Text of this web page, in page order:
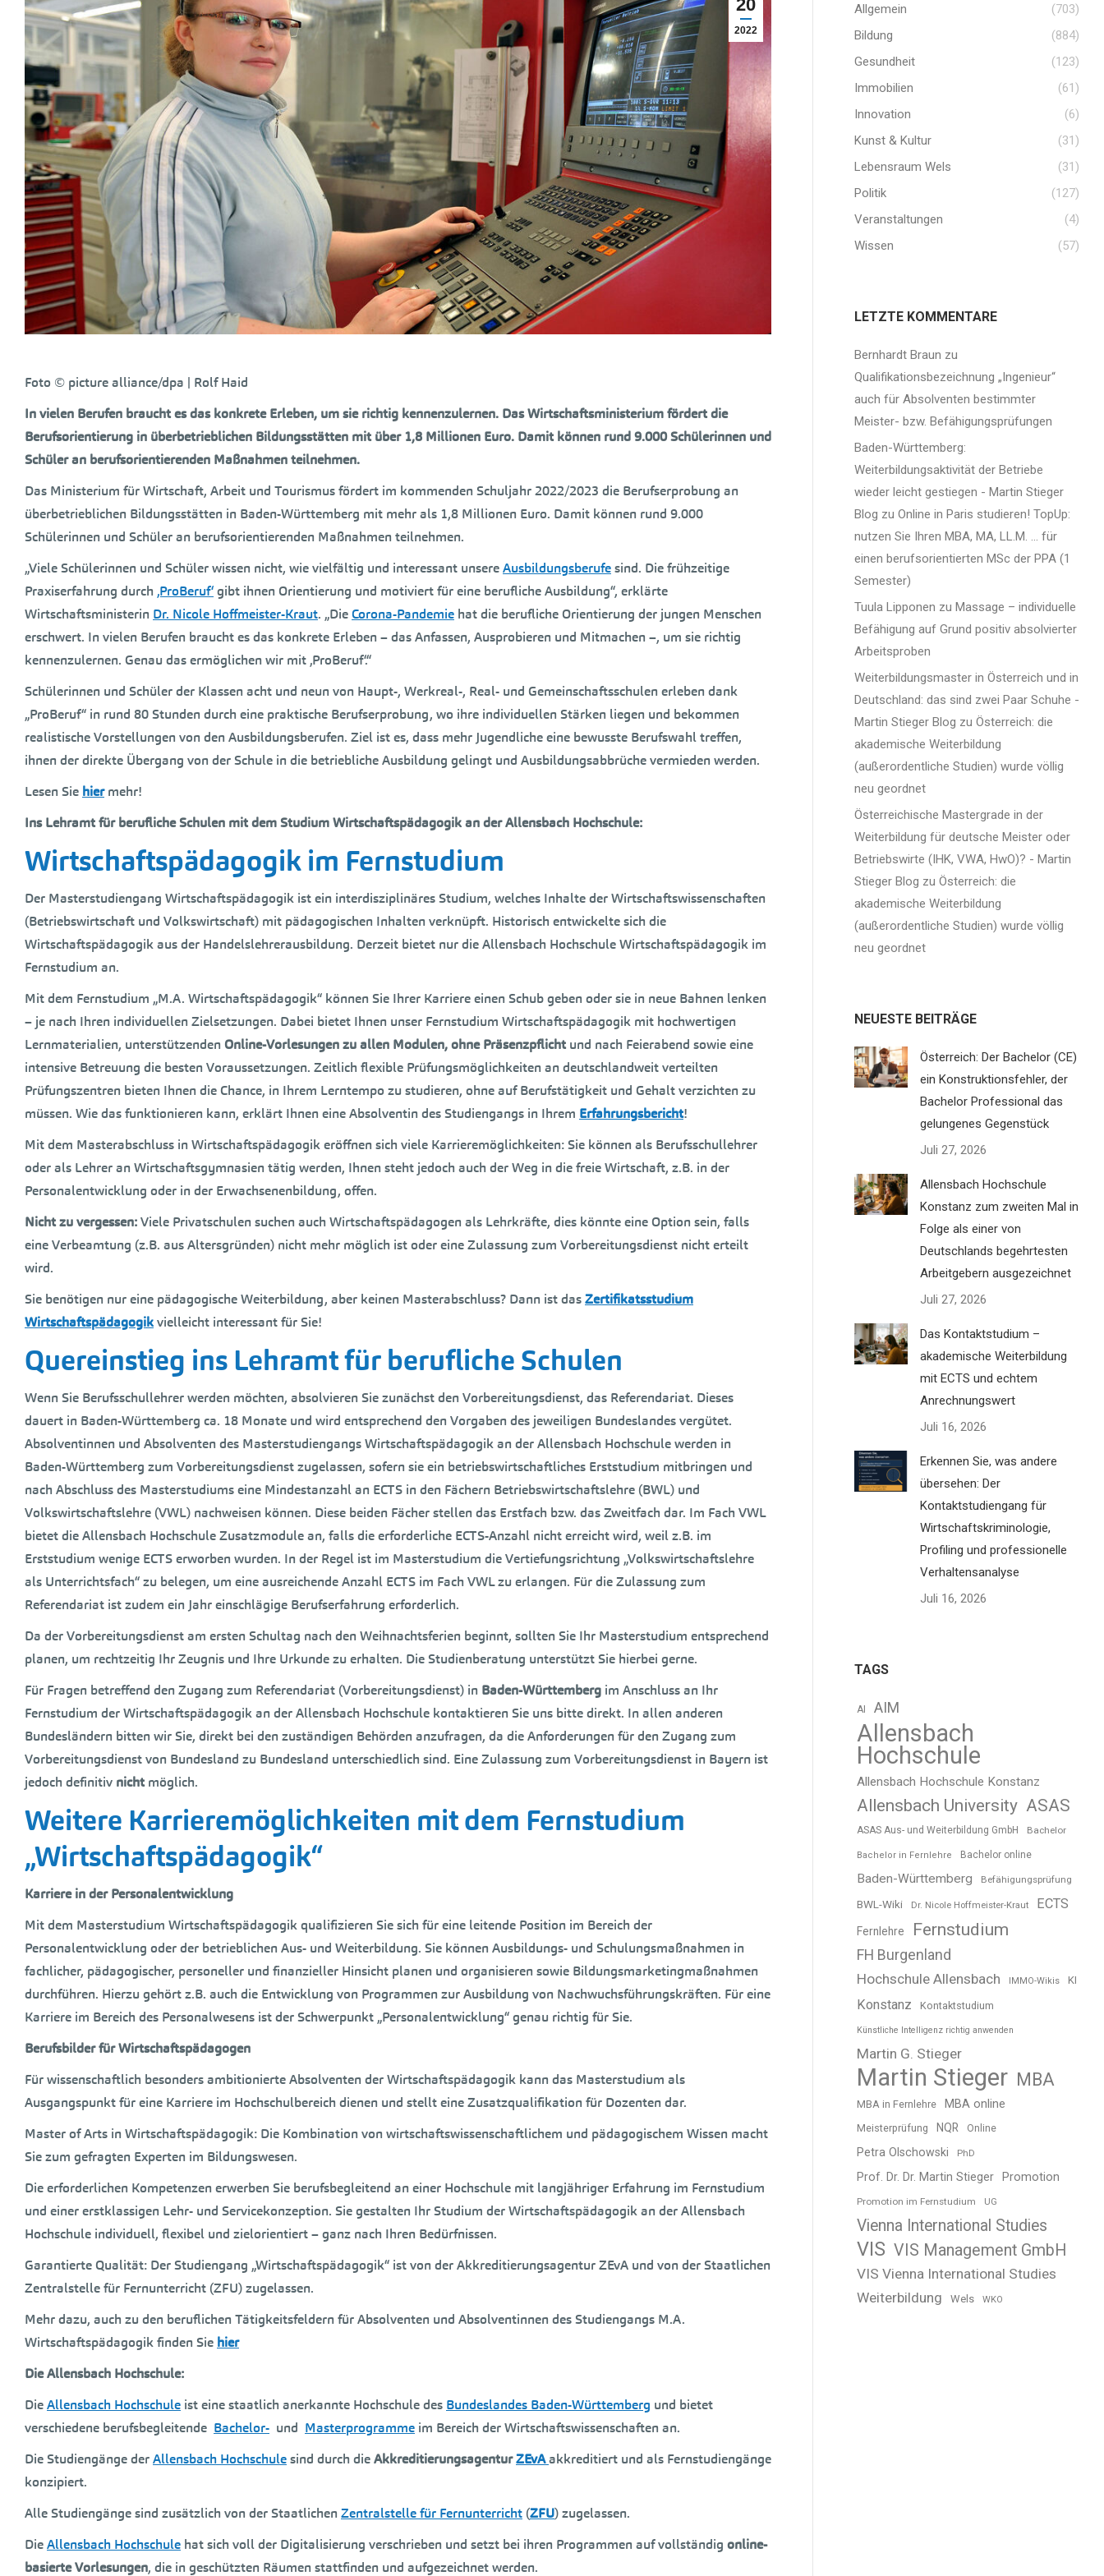
20
2022
Foto © picture alliance/dpa | Rolf Haid
In vielen Berufen braucht es das konkrete Erleben, um sie richtig kennenzulernen. Das Wirtschaftsministerium fördert die
Berufsorientierung in überbetrieblichen Bildungsstätten mit über 1,8 Millionen Euro. Damit können rund 9.000 Schülerinnen und
Schüler an berufsorientierenden Maßnahmen teilnehmen.
Das Ministerium für Wirtschaft, Arbeit und Tourismus fördert im kommenden Schuljahr 2022/2023 die Berufserprobung an
überbetrieblichen Bildungsstätten in Baden-Württemberg mit mehr als 1,8 Millionen Euro. Damit können rund 9.000
Schülerinnen und Schüler an berufsorientierenden Maßnahmen teilnehmen.
„Viele Schülerinnen und Schüler wissen nicht, wie vielfältig und interessant unsereAusbildungsberufesind. Die frühzeitige
Praxiserfahrung durch ‚ProBeruf‘gibt ihnen Orientierung und motiviert für eine berufliche Ausbildung“, erklärte
Wirtschaftsministerin Dr. Nicole Hoffmeister-Kraut. „DieCorona-Pandemie hat die berufliche Orientierung der jungen Menschen
erschwert. In vielen Berufen braucht es das konkrete Erleben – das Anfassen, Ausprobieren und Mitmachen –, um sie richtig
kennenzulernen. Genau das ermöglichen wir mit ‚ProBeruf‘.“
Schülerinnen und Schüler der Klassen acht und neun von Haupt-, Werkreal-, Real- und Gemeinschaftsschulen erleben dank
„ProBeruf“ in rund 80 Stunden durch eine praktische Berufserprobung, wo ihre individuellen Stärken liegen und bekommen
realistische Vorstellungen von den Ausbildungsberufen. Ziel ist es, dass mehr Jugendliche eine bewusste Berufswahl treffen,
ihnen der direkte Übergang von der Schule in die betriebliche Ausbildung gelingt und Ausbildungsabbrüche vermieden werden.
Lesen Sie hiermehr!
Ins Lehramt für berufliche Schulen mit dem Studium Wirtschaftspädagogik an der Allensbach Hochschule:
Wirtschaftspädagogik im Fernstudium
Der Masterstudiengang Wirtschaftspädagogik ist ein interdisziplinäres Studium, welches Inhalte der Wirtschaftswissenschaften
(Betriebswirtschaft und Volkswirtschaft) mit pädagogischen Inhalten verknüpft. Historisch entwickelte sich die
Wirtschaftspädagogik aus der Handelslehrerausbildung. Derzeit bietet nur die Allensbach Hochschule Wirtschaftspädagogik im
Fernstudium an.
Mit dem Fernstudium „M.A. Wirtschaftspädagogik“ können Sie Ihrer Karriere einen Schub geben oder sie in neue Bahnen lenken
– je nach Ihren individuellen Zielsetzungen. Dabei bietet Ihnen unser Fernstudium Wirtschaftspädagogik mit hochwertigen
Lernmaterialien, unterstützenden Online-Vorlesungen zu allen Modulen, ohne Präsenzpflichtund nach Feierabend sowie eine
intensive Betreuung die besten Voraussetzungen. Zeitlich flexible Prüfungsmöglichkeiten an deutschlandweit verteilten
Prüfungszentren bieten Ihnen die Chance, in Ihrem Lerntempo zu studieren, ohne auf Berufstätigkeit und Gehalt verzichten zu
müssen. Wie das funktionieren kann, erklärt Ihnen eine Absolventin des Studiengangs in Ihrem Erfahrungsbericht!
Mit dem Masterabschluss in Wirtschaftspädagogik eröffnen sich viele Karrieremöglichkeiten: Sie können als Berufsschullehrer
oder als Lehrer an Wirtschaftsgymnasien tätig werden, Ihnen steht jedoch auch der Weg in die freie Wirtschaft, z.B. in der
Personalentwicklung oder in der Erwachsenenbildung, offen.
Nicht zu vergessen:Viele Privatschulen suchen auch Wirtschaftspädagogen als Lehrkräfte, dies könnte eine Option sein, falls
eine Verbeamtung (z.B. aus Altersgründen) nicht mehr möglich ist oder eine Zulassung zum Vorbereitungsdienst nicht erteilt
wird.
Sie benötigen nur eine pädagogische Weiterbildung, aber keinen Masterabschluss? Dann ist dasZertifikatsstudium
Wirtschaftspädagogikvielleicht interessant für Sie!
Quereinstieg ins Lehramt für berufliche Schulen
Wenn Sie Berufsschullehrer werden möchten, absolvieren Sie zunächst den Vorbereitungsdienst, das Referendariat. Dieses
dauert in Baden-Württemberg ca. 18 Monate und wird entsprechend den Vorgaben des jeweiligen Bundeslandes vergütet.
Absolventinnen und Absolventen des Masterstudiengangs Wirtschaftspädagogik an der Allensbach Hochschule werden in
Baden-Württemberg zum Vorbereitungsdienst zugelassen, sofern sie ein betriebswirtschaftliches Erststudium mitbringen und
nach Abschluss des Masterstudiums eine Mindestanzahl an ECTS in den Fächern Betriebswirtschaftslehre (BWL) und
Volkswirtschaftslehre (VWL) nachweisen können. Diese beiden Fächer stellen das Erstfach bzw. das Zweitfach dar. Im Fach VWL
bietet die Allensbach Hochschule Zusatzmodule an, falls die erforderliche ECTS-Anzahl nicht erreicht wird, weil z.B. im
Erststudium wenige ECTS erworben wurden. In der Regel ist im Masterstudium die Vertiefungsrichtung „Volkswirtschaftslehre
als Unterrichtsfach“ zu belegen, um eine ausreichende Anzahl ECTS im Fach VWL zu erlangen. Für die Zulassung zum
Referendariat ist zudem ein Jahr einschlägige Berufserfahrung erforderlich.
Da der Vorbereitungsdienst am ersten Schultag nach den Weihnachtsferien beginnt, sollten Sie Ihr Masterstudium entsprechend
planen, um rechtzeitig Ihr Zeugnis und Ihre Urkunde zu erhalten. Die Studienberatung unterstützt Sie hierbei gerne.
Für Fragen betreffend den Zugang zum Referendariat (Vorbereitungsdienst) in Baden-Württemberg im Anschluss an Ihr
Fernstudium der Wirtschaftspädagogik an der Allensbach Hochschule kontaktieren Sie uns bitte direkt. In allen anderen
Bundesländern bitten wir Sie, direkt bei den zuständigen Behörden anzufragen, da die Anforderungen für den Zugang zum
Vorbereitungsdienst von Bundesland zu Bundesland unterschiedlich sind. Eine Zulassung zum Vorbereitungsdienst in Bayern ist
jedoch definitiv nichtmöglich.
Weitere Karrieremöglichkeiten mit dem Fernstudium
„Wirtschaftspädagogik“
Karriere in der Personalentwicklung
Mit dem Masterstudium Wirtschaftspädagogik qualifizieren Sie sich für eine leitende Position im Bereich der
Personalentwicklung oder der betrieblichen Aus- und Weiterbildung. Sie können Ausbildungs- und Schulungsmaßnahmen in
fachlicher, pädagogischer, personeller und finanzieller Hinsicht planen und organisieren sowie Bildungsmarketingmaßnahmen
durchführen. Hierzu gehört z.B. auch die Entwicklung von Programmen zur Ausbildung von Nachwuchsführungskräften. Für eine
Karriere im Bereich des Personalwesens ist der Schwerpunkt „Personalentwicklung“ genau richtig für Sie.
Berufsbilder für Wirtschaftspädagogen
Für wissenschaftlich besonders ambitionierte Absolventen der Wirtschaftspädagogik kann das Masterstudium als
Ausgangspunkt für eine Karriere im Hochschulbereich dienen und stellt eine Zusatzqualifikation für Dozenten dar.
Master of Arts in Wirtschaftspädagogik: Die Kombination von wirtschaftswissenschaftlichem und pädagogischem Wissen macht
Sie zum gefragten Experten im Bildungswesen.
Die erforderlichen Kompetenzen erwerben Sie berufsbegleitend an einer Hochschule mit langjähriger Erfahrung im Fernstudium
und einer erstklassigen Lehr- und Servicekonzeption. Sie gestalten Ihr Studium der Wirtschaftspädagogik an der Allensbach
Hochschule individuell, flexibel und zielorientiert – ganz nach Ihren Bedürfnissen.
Garantierte Qualität: Der Studiengang „Wirtschaftspädagogik“ ist von der Akkreditierungsagentur ZEvA und von der Staatlichen
Zentralstelle für Fernunterricht (ZFU) zugelassen.
Mehr dazu, auch zu den beruflichen Tätigkeitsfeldern für Absolventen und Absolventinnen des Studiengangs M.A.
Wirtschaftspädagogik finden Sie hier
Die Allensbach Hochschule:
DieAllensbach Hochschule ist eine staatlich anerkannte Hochschule des Bundeslandes Baden-Württemberg und bietet
verschiedene berufsbegleitende Bachelor- und Masterprogramme im Bereich der Wirtschaftswissenschaften an.
Die Studiengänge derAllensbach Hochschulesind durch dieAkkreditierungsagenturZEvAakkreditiert und als Fernstudiengänge
konzipiert.
Alle Studiengänge sind zusätzlich von der Staatlichen Zentralstelle für Fernunterricht (ZFU) zugelassen.
DieAllensbach Hochschule hat sich voll der Digitalisierung verschrieben und setzt bei ihren Programmen auf vollständig online-
basierte Vorlesungen, die in geschützten Räumen stattfinden und aufgezeichnet werden.
Allgemein
(703)
Bildung
(884)
Gesundheit
(123)
Immobilien
(61)
Innovation
(6)
Kunst & Kultur
(31)
Lebensraum Wels
(31)
Politik
(127)
Veranstaltungen
(4)
Wissen
(57)
LETZTE KOMMENTARE
Bernhardt Braun zu
Qualifikationsbezeichnung „Ingenieur“
auch für Absolventen bestimmter
Meister- bzw. Befähigungsprüfungen
Baden-Württemberg:
Weiterbildungsaktivität der Betriebe
wieder leicht gestiegen - Martin Stieger
Blog zu Online in Paris studieren! TopUp:
nutzen Sie Ihren MBA, MA, LL.M. … für
einen berufsorientierten MSc der PPA (1
Semester)
Tuula Lipponen zu Massage – individuelle
Befähigung auf Grund positiv absolvierter
Arbeitsproben
Weiterbildungsmaster in Österreich und in
Deutschland: das sind zwei Paar Schuhe -
Martin Stieger Blog zu Österreich: die
akademische Weiterbildung
(außerordentliche Studien) wurde völlig
neu geordnet
Österreichische Mastergrade in der
Weiterbildung für deutsche Meister oder
Betriebswirte (IHK, VWA, HwO)? - Martin
Stieger Blog zu Österreich: die
akademische Weiterbildung
(außerordentliche Studien) wurde völlig
neu geordnet
NEUESTE BEITRÄGE
Österreich: Der Bachelor (CE)
ein Konstruktionsfehler, der
Bachelor Professional das
gelungenes Gegenstück
Juli 27, 2026
Allensbach Hochschule
Konstanz zum zweiten Mal in
Folge als einer von
Deutschlands begehrtesten
Arbeitgebern ausgezeichnet
Juli 27, 2026
Das Kontaktstudium –
akademische Weiterbildung
mit ECTS und echtem
Anrechnungswert
Juli 16, 2026
Erkennen Sie, was andere
übersehen: Der
Kontaktstudiengang für
Wirtschaftskriminologie,
Profiling und professionelle
Verhaltensanalyse
Juli 16, 2026
TAGS
AI AIM
Allensbach
Hochschule
Allensbach Hochschule Konstanz
Allensbach University ASAS
ASAS Aus- und Weiterbildung GmbH Bachelor
Bachelor in Fernlehre Bachelor online
Baden-Württemberg Befähigungsprüfung
BWL-Wiki Dr. Nicole Hoffmeister-Kraut ECTS
Fernlehre Fernstudium
FH Burgenland
Hochschule Allensbach
IMMO-Wikis KI
Konstanz Kontaktstudium
Künstliche Intelligenz richtig anwenden
Martin G. Stieger
Martin Stieger MBA
MBA in Fernlehre MBA online
Meisterprüfung NQR Online
Petra Olschowski PhD
Prof. Dr. Dr. Martin Stieger Promotion
Promotion im Fernstudium UG
Vienna International Studies
VIS VIS Management GmbH
VIS Vienna International Studies
Weiterbildung
Wels WKO